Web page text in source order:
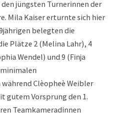
jüngsten Turnerinnen der
Mila Kaiser erturnte sich hier
belegten die
Plätze 2 (Melina Lahr), 4
Wendel) und 9 (Finja
Clèopheè Weibler
gutem Vorsprung den 1.
Teamkameradinnen